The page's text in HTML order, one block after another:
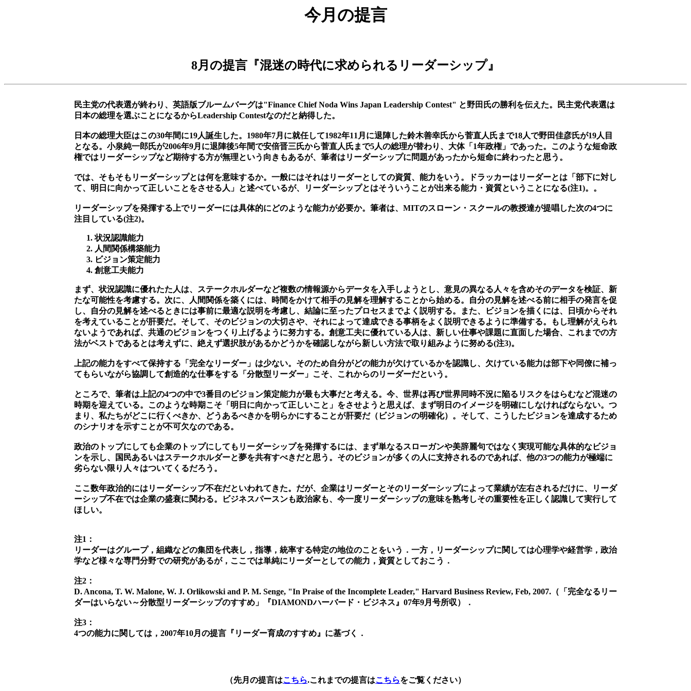
今月の提言
8月の提言『混迷の時代に求められるリーダーシップ』
民主党の代表選が終わり、英語版ブルームバーグは"Finance Chief Noda Wins Japan Leadership Contest" と野田氏の勝利を伝えた。民主党代表選は
日本の総理を選ぶことになるからLeadership Contestなのだと納得した。
日本の総理大臣はこの30年間に19人誕生した。1980年7月に就任して1982年11月に退陣した鈴木善幸氏から菅直人氏まで18人で野田佳彦氏が19人目
となる。小泉純一郎氏が2006年9月に退陣後5年間で安倍晋三氏から菅直人氏まで5人の総理が替わり、大体「1年政権」であった。このような短命政
権ではリーダーシップなど期待する方が無理という向きもあるが、筆者はリーダーシップに問題があったから短命に終わったと思う。
では、そもそもリーダーシップとは何を意味するか。一般にはそれはリーダーとしての資質、能力をいう。ドラッカーはリーダーとは「部下に対し
て、明日に向かって正しいことをさせる人」と述べているが、リーダーシップとはそういうことが出来る能力・資質ということになる(注1)。。
リーダーシップを発揮する上でリーダーには具体的にどのような能力が必要か。筆者は、MITのスローン・スクールの教授達が提唱した次の4つに
注目している(注2)。
状況認識能力
人間関係構築能力
ビジョン策定能力
創意工夫能力
まず、状況認識に優れたた人は、ステークホルダーなど複数の情報源からデータを入手しようとし、意見の異なる人々を含めそのデータを検証、新
たな可能性を考慮する。次に、人間関係を築くには、時間をかけて相手の見解を理解することから始める。自分の見解を述べる前に相手の発言を促
し、自分の見解を述べるときには事前に最適な説明を考慮し、結論に至ったプロセスまでよく説明する。また、ビジョンを描くには、日頃からそれ
を考えていることが肝要だ。そして、そのビジョンの大切さや、それによって達成できる事柄をよく説明できるように準備する。もし理解がえられ
ないようであれば、共通のビジョンをつくり上げるように努力する。創意工夫に優れている人は、新しい仕事や課題に直面した場合、これまでの方
法がベストであるとは考えずに、絶えず選択肢があるかどうかを確認しながら新しい方法で取り組みように努める(注3)。
上記の能力をすべて保持する「完全なリーダー」は少ない。そのため自分がどの能力が欠けているかを認識し、欠けている能力は部下や同僚に補っ
てもらいながら協調して創造的な仕事をする「分散型リーダー」こそ、これからのリーダーだという。
ところで、筆者は上記の4つの中で3番目のビジョン策定能力が最も大事だと考える。今、世界は再び世界同時不況に陥るリスクをはらむなど混迷の
時期を迎えている。このような時期こそ「明日に向かって正しいこと」をさせようと思えば、まず明日のイメージを明確にしなければならない。つ
まり、私たちがどこに行くべきか、どうあるべきかを明らかにすることが肝要だ（ビジョンの明確化）。そして、こうしたビジョンを達成するため
のシナリオを示すことが不可欠なのである。
政治のトップにしても企業のトップにしてもリーダーシップを発揮するには、まず単なるスローガンや美辞麗句ではなく実現可能な具体的なビジョ
ンを示し、国民あるいはステークホルダーと夢を共有すべきだと思う。そのビジョンが多くの人に支持されるのであれば、他の3つの能力が極端に
劣らない限り人々はついてくるだろう。
ここ数年政治的にはリーダーシップ不在だといわれてきた。だが、企業はリーダーとそのリーダーシップによって業績が左右されるだけに、リーダ
ーシップ不在では企業の盛衰に関わる。ビジネスパースンも政治家も、今一度リーダーシップの意味を熟考しその重要性を正しく認識して実行して
ほしい。
注1：
リーダーはグループ，組織などの集団を代表し，指導，統率する特定の地位のことをいう．一方，リーダーシップに関しては心理学や経営学，政治
学など様々な専門分野での研究があるが，ここでは単純にリーダーとしての能力，資質としておこう．
注2：
D. Ancona, T. W. Malone, W. J. Orlikowski and P. M. Senge, "In Praise of the Incomplete Leader," Harvard Business Review, Feb, 2007.（「完全なるリー
ダーはいらない～分散型リーダーシップのすすめ」『DIAMONDハーバード・ビジネス』07年9月号所収）．
注3：
4つの能力に関しては，2007年10月の提言『リーダー育成のすすめ』に基づく．
（先月の提言はこちら.これまでの提言はこちらをご覧ください）